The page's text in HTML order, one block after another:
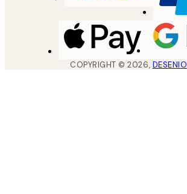
COPYRIGHT ©2026, DESENIO